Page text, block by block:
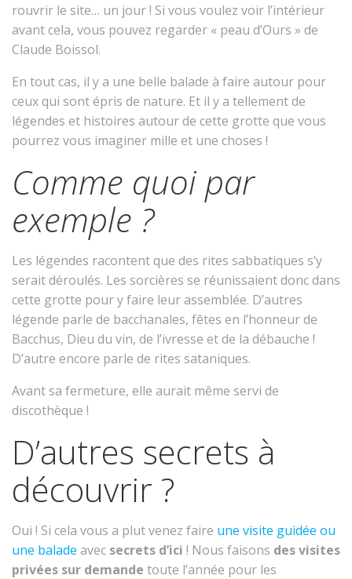
rouvrir le site… un jour ! Si vous voulez voir l’intérieur
avant cela, vous pouvez regarder « peau d’Ours » de
Claude Boissol.
En tout cas, il y a une belle balade à faire autour pour
ceux qui sont épris de nature. Et il y a tellement de
légendes et histoires autour de cette grotte que vous
pourrez vous imaginer mille et une choses !
Comme quoi par
exemple ?
Les légendes racontent que des rites sabbatiques s’y
serait déroulés. Les sorcières se réunissaient donc dans
cette grotte pour y faire leur assemblée. D’autres
légende parle de bacchanales, fêtes en l’honneur de
Bacchus, Dieu du vin, de l’ivresse et de la débauche !
D’autre encore parle de rites sataniques.
Avant sa fermeture, elle aurait même servi de
discothèque !
D’autres secrets à
découvrir ?
Oui ! Si cela vous a plut venez faire une visite guidée ou
une balade avec secrets d’ici ! Nous faisons des visites
privées sur demande toute l’année pour les